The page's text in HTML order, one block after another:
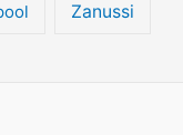
Zanussi